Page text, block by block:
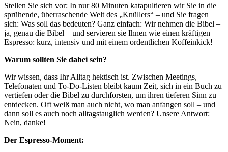
Stellen Sie sich vor: In nur 80 Minuten katapultieren wir Sie in die
sprühende, überraschende Welt des „Knüllers“ – und Sie fragen
sich: Was soll das bedeuten? Ganz einfach: Wir nehmen die Bibel –
ja, genau die Bibel – und servieren sie Ihnen wie einen kräftigen
Espresso: kurz, intensiv und mit einem ordentlichen Koffeinkick!
Warum sollten Sie dabei sein?
Wir wissen, dass Ihr Alltag hektisch ist. Zwischen Meetings,
Telefonaten und To-Do-Listen bleibt kaum Zeit, sich in ein Buch zu
vertiefen oder die Bibel zu durchforsten, um ihren tieferen Sinn zu
entdecken. Oft weiß man auch nicht, wo man anfangen soll – und
dann soll es auch noch alltagstauglich werden? Unsere Antwort:
Nein, danke!
Der Espresso-Moment: